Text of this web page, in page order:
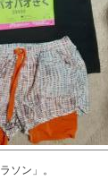
ソン」。